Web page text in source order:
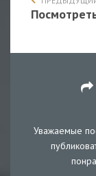
Уважаемые